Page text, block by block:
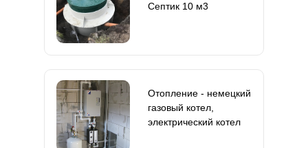
Отопление - немецкий
газовый котел,
электрический котел
Септик 10 м3